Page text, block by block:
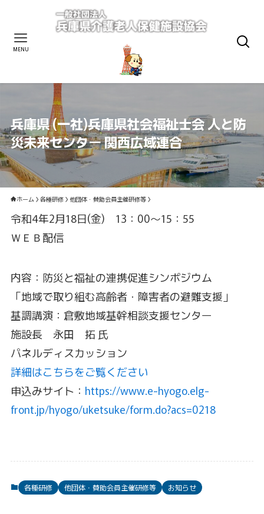
MENU
兵庫県 (一社)兵庫県社会福祉士会 人と防
災未来センター 関西広域連合
ホーム 各種研修 他団体・賛助会員主催研修等
令和4年2月18日(金) 13：00～15：55
ＷＥＢ配信
内容：防災と福祉の連携促進シンポジウム
「地域で取り組む高齢者・障害者の避難支援」
基調講演：倉敷地域基幹相談支援センター
施設長 永田 拓 氏
パネルディスカッション
詳細はこちらをご覧ください
申込みサイト： https://www.e-hyogo.elg-
front.jp/hyogo/uketsuke/form.do?acs=0218
各種研修 他団体・賛助会員主催研修等 お知らせ